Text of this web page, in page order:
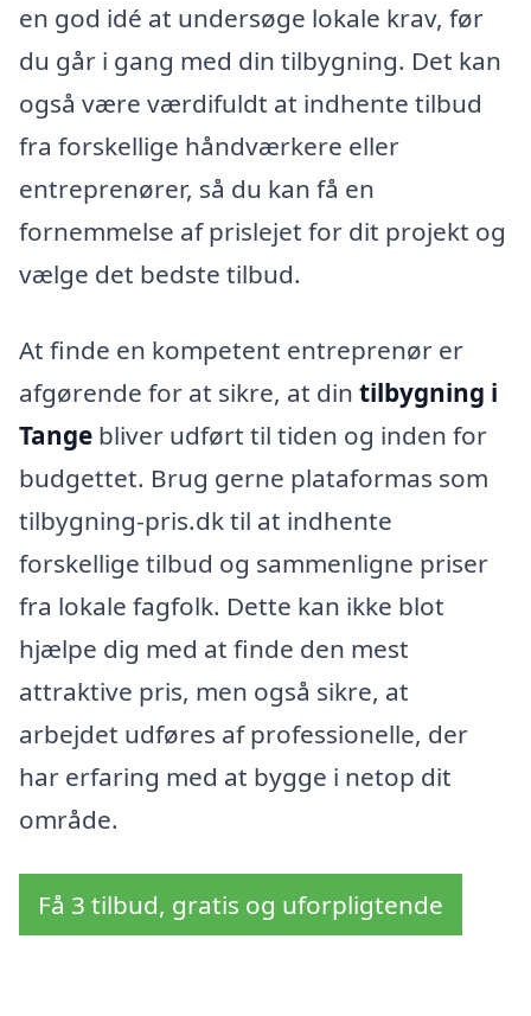
en god idé at undersøge lokale krav, før
du går i gang med din tilbygning. Det kan
også være værdifuldt at indhente tilbud
fra forskellige håndværkere eller
entreprenører, så du kan få en
fornemmelse af prislejet for dit projekt og
vælge det bedste tilbud.
At finde en kompetent entreprenør er
afgørende for at sikre, at din tilbygning i
Tange bliver udført til tiden og inden for
budgettet. Brug gerne plataformas som
tilbygning-pris.dk til at indhente
forskellige tilbud og sammenligne priser
fra lokale fagfolk. Dette kan ikke blot
hjælpe dig med at finde den mest
attraktive pris, men også sikre, at
arbejdet udføres af professionelle, der
har erfaring med at bygge i netop dit
område.
Få 3 tilbud, gratis og uforpligtende